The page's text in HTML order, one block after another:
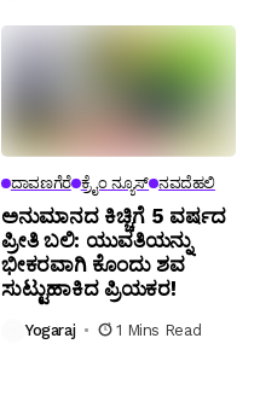
ದಾವಣಗೆರೆ ಕ್ರೈಂ ನ್ಯೂಸ್ ನವದೆಹಲಿ
ಅನುಮಾನದ ಕಿಚ್ಚಿಗೆ 5 ವರ್ಷದ
ಪ್ರೀತಿ ಬಲಿ: ಯುವತಿಯನ್ನು
ಭೀಕರವಾಗಿ ಕೊಂದು ಶವ
ಸುಟ್ಟುಹಾಕಿದ ಪ್ರಿಯಕರ!
Yogaraj 1 Mins Read